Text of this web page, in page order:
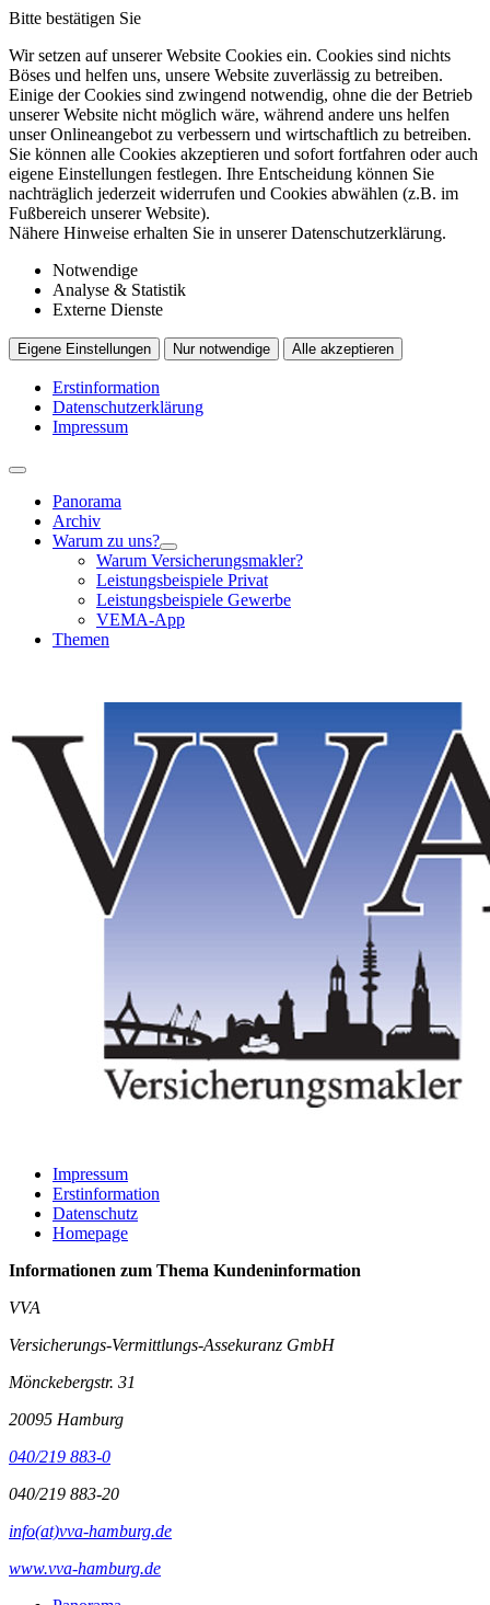
Bitte bestätigen Sie
Wir setzen auf unserer Website Cookies ein. Cookies sind nichts
Böses und helfen uns, unsere Website zuverlässig zu betreiben.
Einige der Cookies sind zwingend notwendig, ohne die der Betrieb
unserer Website nicht möglich wäre, während andere uns helfen
unser Onlineangebot zu verbessern und wirtschaftlich zu betreiben.
Sie können alle Cookies akzeptieren und sofort fortfahren oder auch
eigene Einstellungen festlegen. Ihre Entscheidung können Sie
nachträglich jederzeit widerrufen und Cookies abwählen (z.B. im
Fußbereich unserer Website).
Nähere Hinweise erhalten Sie in unserer Datenschutzerklärung.
Notwendige
Analyse & Statistik
Externe Dienste
Eigene Einstellungen Nur notwendige Alle akzeptieren
Erstinformation
Datenschutzerklärung
Impressum
Panorama
Archiv
Warum zu uns?
Warum Versicherungsmakler?
Leistungsbeispiele Privat
Leistungsbeispiele Gewerbe
VEMA-App
Themen
Impressum
Erstinformation
Datenschutz
Homepage
Informationen zum Thema Kundeninformation
VVA
Versicherungs-Vermittlungs-Assekuranz GmbH
Mönckebergstr. 31
20095 Hamburg
040/219 883-0
040/219 883-20
info(at)vva-hamburg.de
www.vva-hamburg.de